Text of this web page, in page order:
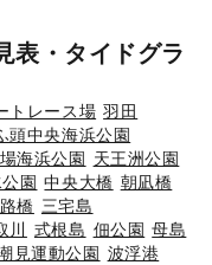
表・タイドグラ
トレース場 羽田
頭中央海浜公園
海浜公園 天王洲公園
園 中央大橋 朝凪橋
橋 三宅島
川 式根島 佃公園 母島
見運動公園 波浮港